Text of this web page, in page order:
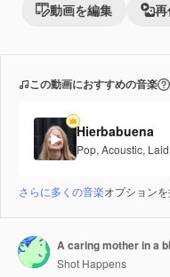
動画を編集
この動画におすすめの音楽
Hierbabuena
Pop, Acoustic,
さらに多くの音楽オプション
Shot Happens